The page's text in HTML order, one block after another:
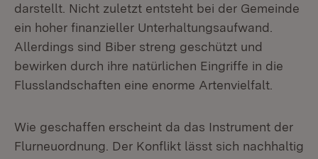
darstellt. Nicht zuletzt entsteht bei der Gemeinde
ein hoher finanzieller Unterhaltungsaufwand.
Allerdings sind Biber streng geschützt und
bewirken durch ihre natürlichen Eingriffe in die
Flusslandschaften eine enorme Artenvielfalt.
Wie geschaffen erscheint da das Instrument der
Flurneuordnung. Der Konflikt lässt sich nachhaltig